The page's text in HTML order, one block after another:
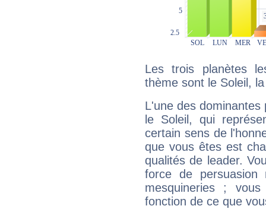
Les trois planètes
thème sont le Soleil,
L'une des
le Soleil, qui
certain sens de
que vous êtes est
qualités de leader.
force de
mesquineries ;
fonction de ce que